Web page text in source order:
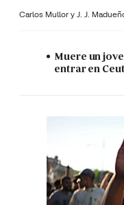
Carlos Mullor y J. J.
Muere un
entrar en